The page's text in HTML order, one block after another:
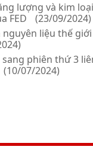
lượng và kim
FED
(23/09/2024)
nguyên liệu thế
sang phiên thứ 3
(10/07/2024)